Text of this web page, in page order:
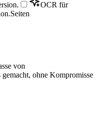
OCR für
Seiten
von
ohne Kompromisse